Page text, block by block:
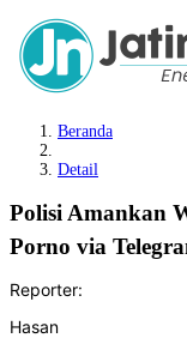
Beranda
Detail
Polisi Amankan
Porno via
Reporter:
Hasan